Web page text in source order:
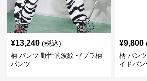
¥13,240 (税込)
柄 パンツ 野性的波紋 ゼブラ柄
パンツ
¥9,800
柄 パン
イドパン